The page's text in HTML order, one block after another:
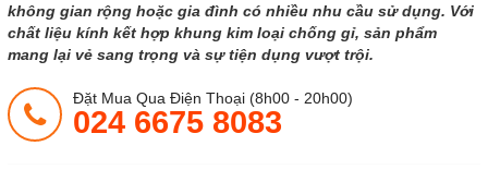
không gian rộng hoặc gia đình có nhiều nhu cầu sử dụng. Với
chất liệu kính kết hợp khung kim loại chống gỉ, sản phẩm
mang lại vẻ sang trọng và sự tiện dụng vượt trội.
Đặt Mua Qua Điện Thoại (8h00 - 20h00)
024 6675 8083